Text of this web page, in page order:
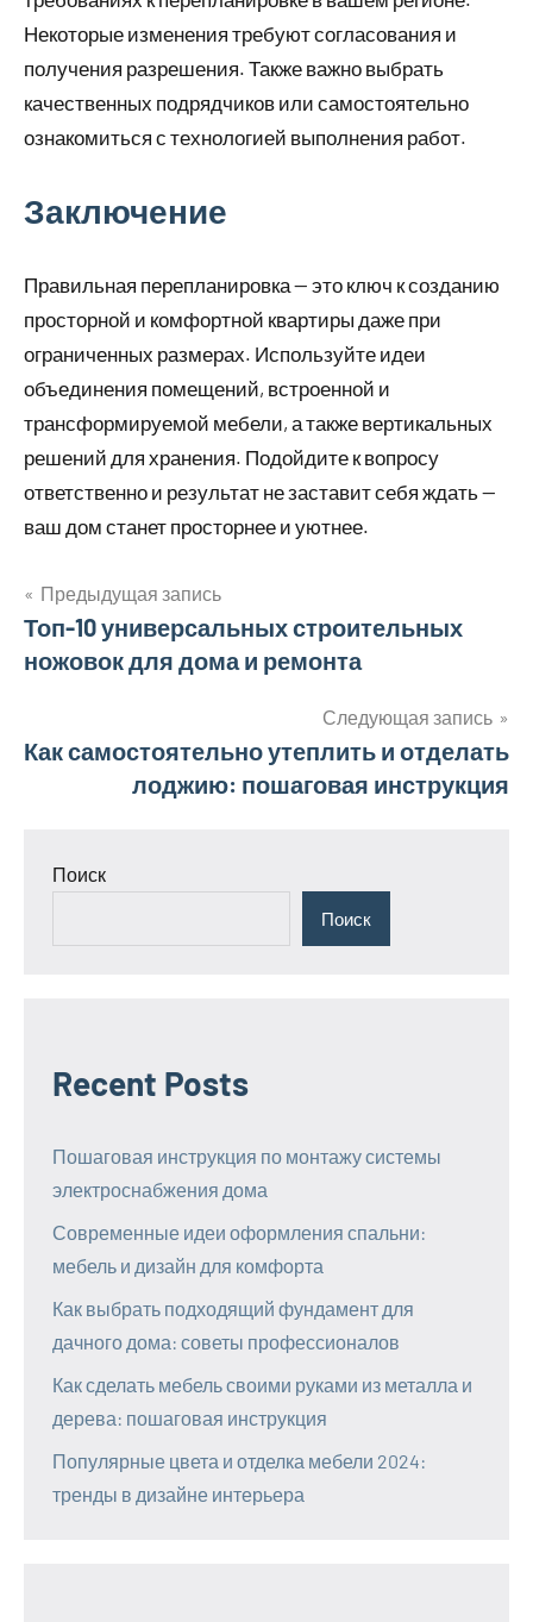
Некоторые изменения требуют согласования и
получения разрешения. Также важно выбрать
качественных подрядчиков или самостоятельно
ознакомиться с технологией выполнения работ.
Заключение
Правильная перепланировка — это ключ к созданию
просторной и комфортной квартиры даже при
ограниченных размерах. Используйте идеи
объединения помещений, встроенной и
трансформируемой мебели, а также вертикальных
решений для хранения. Подойдите к вопросу
ответственно и результат не заставит себя ждать —
ваш дом станет просторнее и уютнее.
Навигация
по
Предыдущая запись
Топ-10 универсальных строительных
ножовок для дома и ремонта
Следующая запись
Как самостоятельно утеплить и отделать
лоджию: пошаговая инструкция
Поиск
Поиск
Recent Posts
Пошаговая инструкция по монтажу системы
электроснабжения дома
Современные идеи оформления спальни:
мебель и дизайн для комфорта
Как выбрать подходящий фундамент для
дачного дома: советы профессионалов
Как сделать мебель своими руками из металла и
дерева: пошаговая инструкция
Популярные цвета и отделка мебели 2024:
тренды в дизайне интерьера